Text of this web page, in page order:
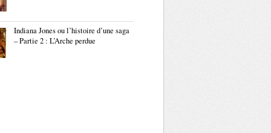
Indiana Jones ou l’histoire d’une saga
– Partie 2 : L’Arche perdue